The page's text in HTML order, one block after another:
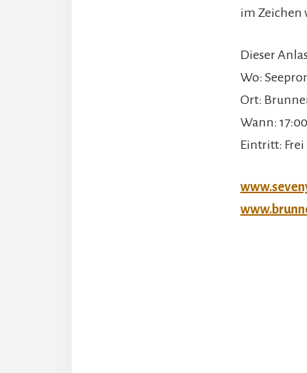
im Zeichen
Dieser
Wo:
Ort:
Wann:
Eintritt: Frei